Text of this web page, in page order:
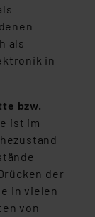
als
in
bzw.
ist im
der
in vielen
von